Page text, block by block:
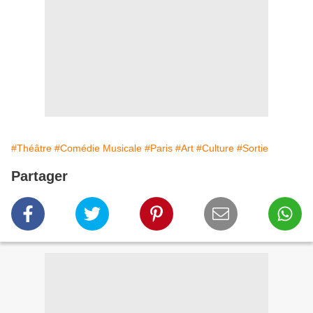
#Théâtre #Comédie Musicale #Paris #Art #Culture #Sortie
Partager